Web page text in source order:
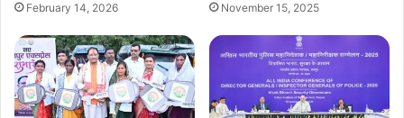
February 14, 2026 November 15, 2025